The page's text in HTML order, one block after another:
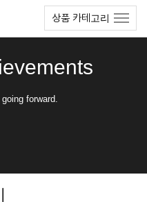
상품 카테고리
forward.